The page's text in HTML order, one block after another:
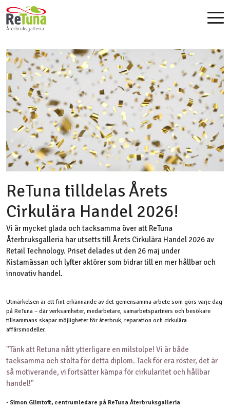
ReTuna tilldelas Årets
Cirkulära Handel 2026!
Vi är mycket glada och tacksamma över att ReTuna
Återbruksgalleria har utsetts till Årets Cirkulära Handel 2026 av
Retail Technology. Priset delades ut den 26 maj under
Kistamässan och lyfter aktörer som bidrar till en mer hållbar och
innovativ handel.
Utmärkelsen är ett fint erkännande av det gemensamma arbete som görs varje dag
på ReTuna – där verksamheter, medarbetare, samarbetspartners och besökare
tillsammans skapar möjligheter för återbruk, reparation och cirkulära
affärsmodeller.
"Tänk att Retuna nått ytterligare en milstolpe! Vi är både
tacksamma och stolta för detta diplom. Tack för era röster, det är
så motiverande, vi fortsätter kämpa för cirkularitet och hållbar
handel!"
- Simon Glimtoft, centrumledare på ReTuna Återbruksgalleria